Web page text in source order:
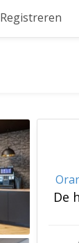
Registreren
De